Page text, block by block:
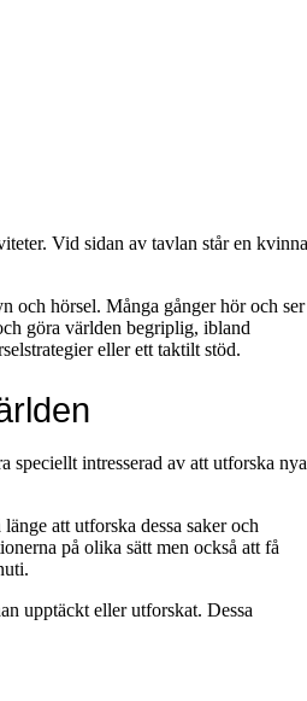
och hörsel. Många gånger hör och ser
göra världen begriplig, ibland
eller ett taktilt stöd.
speciellt intresserad av att utforska nya
att utforska dessa saker och
på olika sätt men också att få
upptäckt eller utforskat. Dessa